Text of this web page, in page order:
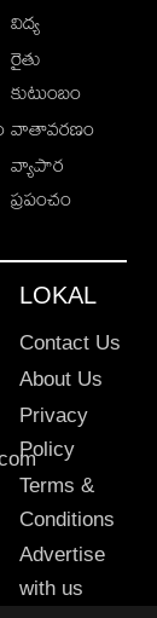
విద్య
రైతు
కుటుంబం
వాతావరణం
వ్యాపార
ప్రపంచం
LOKAL
Contact Us
About Us
Privacy
Policy
Terms &
Conditions
Advertise
with us